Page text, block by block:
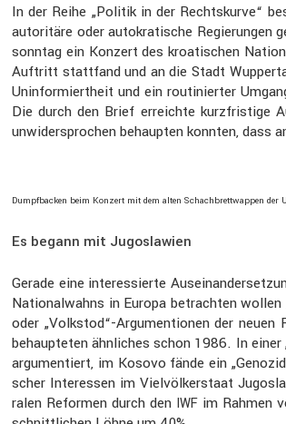
In der Reihe „Politik in der Rechts­kurve“
autori­täre oder autokra­ti­sche Regie­rungen
sonntag ein Konzert des kroati­schen
Auftritt statt­fand und an die Stadt
Uninfor­miert­heit und ein routi­nierter
Die durch den Brief erreichte kurzfris­tige
unwider­spro­chen behaupten konnten, dass
Dumpf­ba­cken beim Konzert mit dem alten Schach­brett­wappen
Es begann mit Jugoslawien
Gerade eine inter­es­sierte
Natio­nal­wahns in Europa betrachten
oder „Volkstod“-Argumentionen der
behaup­teten ähnli­ches schon 1986. In
argumen­tiert, im Kosovo fände ein
scher Inter­essen im Vielvöl­ker­staat
ralen Reformen durch den IWFim Rahmen